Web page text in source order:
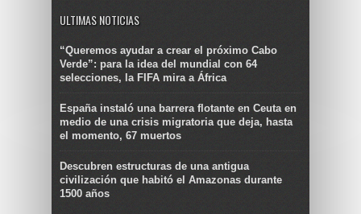
ULTIMAS NOTICIAS
“Queremos ayudar a crear el próximo Cabo
Verde”: para la idea del mundial con 64
selecciones, la FIFA mira a África
España instaló una barrera flotante en Ceuta en
medio de una crisis migratoria que deja, hasta
el momento, 67 muertos
Descubren estructuras de una antigua
civilización que habitó el Amazonas durante
1500 años